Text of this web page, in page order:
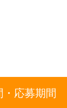
応募期間